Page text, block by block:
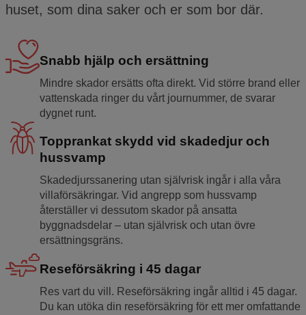
huset, som dina saker och er som bor där.
Snabb hjälp och ersättning
Mindre skador ersätts ofta direkt. Vid större brand eller
vattenskada ringer du vårt journummer, de svarar
dygnet runt.
Topprankat skydd vid skadedjur och
hussvamp
Skadedjurssanering utan självrisk ingår i alla våra
villaförsäkringar. Vid angrepp som hussvamp
återställer vi dessutom skador på ansatta
byggnadsdelar – utan självrisk och utan övre
ersättningsgräns.
Reseförsäkring i 45 dagar
Res vart du vill. Reseförsäkring ingår alltid i 45 dagar.
Du kan utöka din reseförsäkring för ett mer omfattande